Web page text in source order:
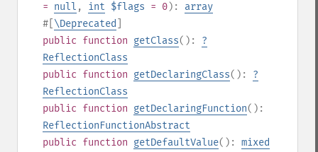
= null , int $flags = 0): array
#[ \Deprecated
public function getClass(): ?
ReflectionClass
public function getDeclaringClass(): ?
ReflectionClass
public function getDeclaringFunction():
ReflectionFunctionAbstract
public function getDefaultValue(): mixed